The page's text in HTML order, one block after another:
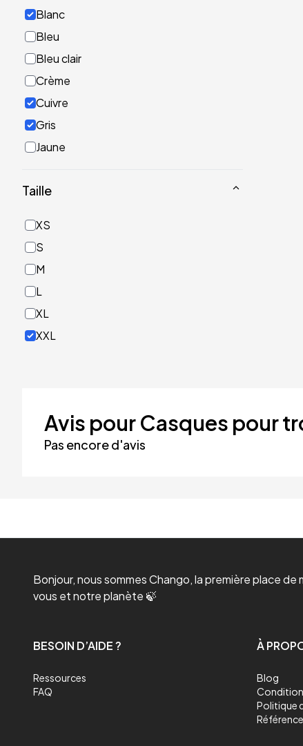
Blanc
Bleu
Bleu clair
Crème
Cuivre
Gris
Jaune
Or
Taille
XS
S
M
L
XL
XXL
Avis pour Casques pour
Pas encore d'avis
Bonjour, nous sommes Chango, la première place
vous et notre planète 🍃
BESOIN D’AIDE ?
Ressources
FAQ
À
Blog
Politique